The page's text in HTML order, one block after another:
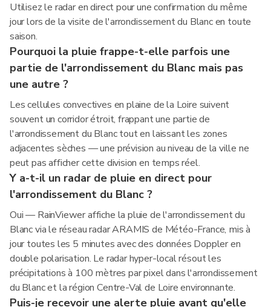
Utilisez le radar en direct pour une confirmation du même
jour lors de la visite de l'arrondissement du Blanc en toute
saison.
Pourquoi la pluie frappe-t-elle parfois une
partie de l'arrondissement du Blanc mais pas
une autre ?
Les cellules convectives en plaine de la Loire suivent
souvent un corridor étroit, frappant une partie de
l'arrondissement du Blanc tout en laissant les zones
adjacentes sèches — une prévision au niveau de la ville ne
peut pas afficher cette division en temps réel.
Y a-t-il un radar de pluie en direct pour
l'arrondissement du Blanc ?
Oui — RainViewer affiche la pluie de l'arrondissement du
Blanc via le réseau radar ARAMIS de Météo-France, mis à
jour toutes les 5 minutes avec des données Doppler en
double polarisation. Le radar hyper-local résout les
précipitations à 100 mètres par pixel dans l'arrondissement
du Blanc et la région Centre-Val de Loire environnante.
Puis-je recevoir une alerte pluie avant qu'elle